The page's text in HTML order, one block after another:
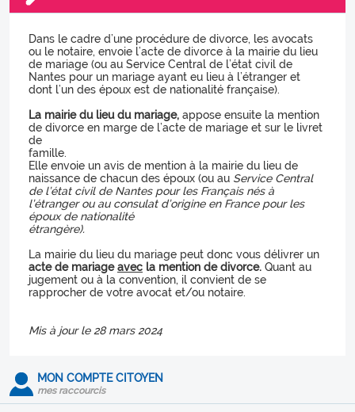
Dans le cadre d’une procédure de divorce, les avocats
ou le notaire, envoie l’acte de divorce à la mairie du lieu
de mariage (ou au Service Central de l’état civil de
Nantes pour un mariage ayant eu lieu à l’étranger et
dont l’un des époux est de nationalité française).
La mairie du lieu du mariage, appose ensuite la mention
de divorce en marge de l’acte de mariage et sur le livret
de
famille.
Elle envoie un avis de mention à la mairie du lieu de
naissance de chacun des époux (ou au Service Central
de l’état civil de Nantes pour les Français nés à
l’étranger ou au consulat d’origine en France pour les
époux de nationalité
étrangère).
La mairie du lieu du mariage peut donc vous délivrer un
acte de mariageavec la mention de divorce. Quant au
jugement ou à la convention, il convient de se
rapprocher de votre avocat et/ou notaire.
Mis à jour le 28 mars 2024
MON COMPTE CITOYEN
mes raccourcis